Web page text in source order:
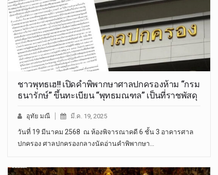
ชาวพุทธเฮ!! เปิดคำพิพากษาศาลปกครองห้าม “กรม
ธนารักษ์” ขึ้นทะเบียน “พุทธมณฑล” เป็นที่ราชพัสดุ
อุทัย มณี มี.ค. 19, 2025
วันที่ 19 มีนาคม 2568 ณ ห้องพิจารณาคดี 6 ชั้น 3 อาคารศาล
ปกครอง ศาลปกครองกลางนัดอ่านคำพิพากษา…